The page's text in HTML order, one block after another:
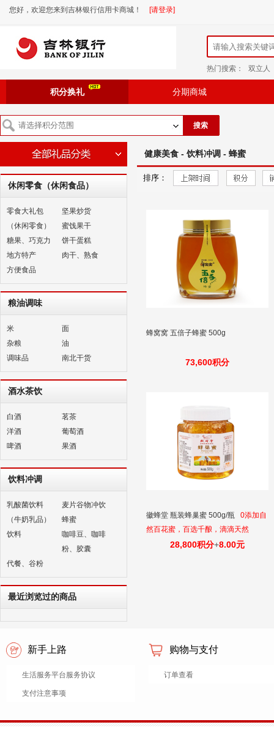
您好，欢迎您来到吉林银行信用卡商城！ [请登录]
热门搜索： 双立人
积分换礼 分期商城
搜索
休闲零食（休闲食品）
零食大礼包
（休闲零食）
坚果炒货
蜜饯果干
糖果、巧克力
饼干蛋糕
地方特产
肉干、熟食
方便食品
粮油调味
米
面
杂粮
油
调味品
南北干货
酒水茶饮
白酒
茗茶
洋酒
葡萄酒
啤酒
果酒
饮料冲调
乳酸菌饮料
（牛奶乳品）
麦片谷物冲饮
蜂蜜
饮料
咖啡豆、咖啡
粉、胶囊
代餐、谷粉
最近浏览过的商品
健康美食 - 饮料冲调 - 蜂蜜
排序：
蜂窝窝 五倍子蜂蜜 500g
73,600积分
徽蜂堂 瓶装蜂巢蜜 500g/瓶
0添加自
然百花蜜，百选千酿，滴滴天然
28,800积分+8.00元
新手上路
生活服务平台服务协议
支付注意事项
购物与支付
订单查看